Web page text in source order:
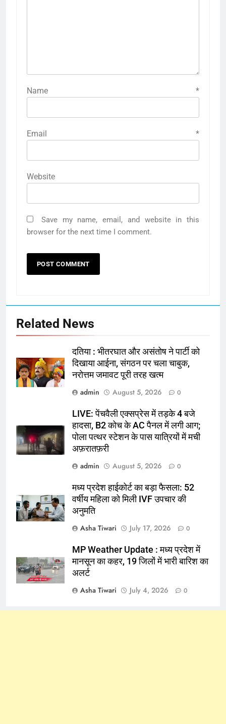
Name *
Email *
Website
Save my name, email, and website in this
browser for the next time I comment.
Related News
दतिया : भीतरघात और असंतोष ने पार्टी को
दिखाया आईना, संगठन पर चला चाबुक,
नरोत्तम जमावट पूरी तरह खत्म
admin
August 5, 2026 0
LIVE: पेंचवैली एक्सप्रेस में तड़के 4 बजे
हादसा, B2 कोच के AC पैनल में लगी आग;
पोला पत्थर स्टेशन के पास यात्रियों में मची
अफ़रातफ़री
admin
August 5, 2026 0
मध्य प्रदेश हाईकोर्ट का बड़ा फैसला: 52
वर्षीय महिला को मिली IVF उपचार की
अनुमति
Asha Tiwari
July 17, 2026 0
MP Weather Update : मध्य प्रदेश में
मानसून का कहर, 19 जिलों में भारी बारिश का
अलर्ट
Asha Tiwari
July 4, 2026 0